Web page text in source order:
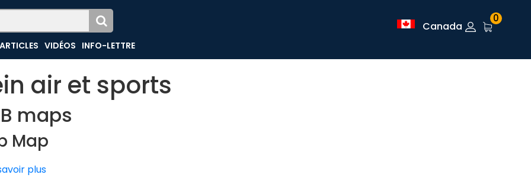
VIDÉOS INFO-LETTRE
Canada
0
air et sports
maps
Map
plus